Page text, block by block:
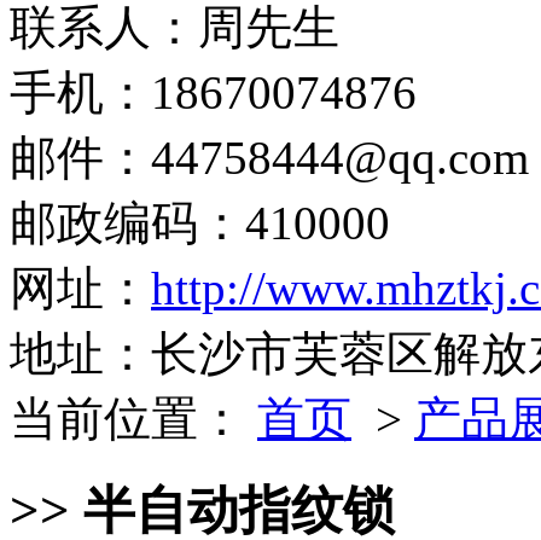
联系人：周先生
手机：18670074876
邮件：44758444@qq.com
邮政编码：410000
网址： http://
地址：长沙市芙蓉区解
当前位置： 首页 > 产品
>> 半自动指纹锁